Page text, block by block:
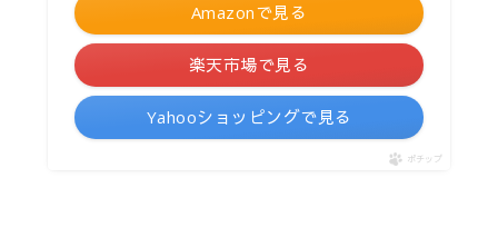
Amazonで見る
楽天市場で見る
Yahooショッピングで見る
ポチップ